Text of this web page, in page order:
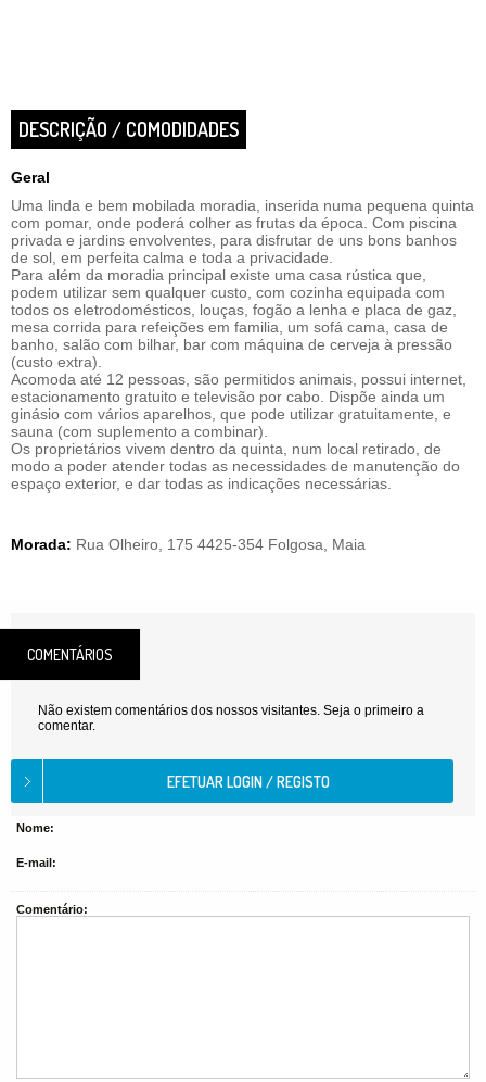
DESCRIÇÃO / COMODIDADES
Geral
Uma linda e bem mobilada moradia, inserida numa pequena quinta
com pomar, onde poderá colher as frutas da época. Com piscina
privada e jardins envolventes, para disfrutar de uns bons banhos
de sol, em perfeita calma e toda a privacidade.
Para além da moradia principal existe uma casa rústica que,
podem utilizar sem qualquer custo, com cozinha equipada com
todos os eletrodomésticos, louças, fogão a lenha e placa de gaz,
mesa corrida para refeições em familia, um sofá cama, casa de
banho, salão com bilhar, bar com máquina de cerveja à pressão
(custo extra).
Acomoda até 12 pessoas, são permitidos animais, possui internet,
estacionamento gratuito e televisão por cabo. Dispõe ainda um
ginásio com vários aparelhos, que pode utilizar gratuitamente, e
sauna (com suplemento a combinar).
Os proprietários vivem dentro da quinta, num local retirado, de
modo a poder atender todas as necessidades de manutenção do
espaço exterior, e dar todas as indicações necessárias.
Morada: Rua Olheiro, 175 4425-354 Folgosa, Maia
COMENTÁRIOS
Não existem comentários dos nossos visitantes. Seja o primeiro a
comentar.
Nome:
E-mail:
Comentário: